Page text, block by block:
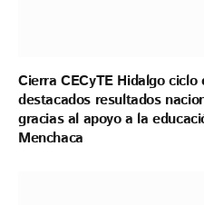
Cierra CECyTE Hidalgo
destacados resultados
gracias al apoyo a la
Menchaca